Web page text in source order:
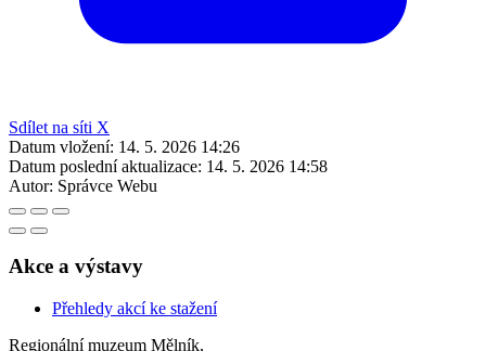
Sdílet na síti X
Datum vložení: 14. 5. 2026 14:26
Datum poslední aktualizace: 14. 5. 2026 14:58
Autor: Správce Webu
Akce a výstavy
Přehledy akcí ke stažení
Regionální muzeum Mělník,